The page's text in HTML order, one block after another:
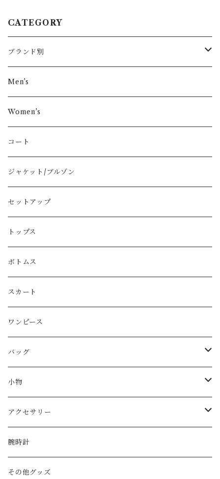
CATEGORY
ブランド別
その他ブランド
COMME des GARÇONS
Vivienne Westwood
BURBERRY
PRADA
GUCCI
LOEWE
Christian Dior
CELINE
FENDI
miu miu
Martin Margiela
Yves Saint Laurent
GAULTIER
Men’s
Women’s
コート
ジャケット/ブルゾン
セットアップ
トップス
ボトムス
スカート
ワンピース
バッグ
ショルダーバッグ
ハンド/トートバッグ
リュック
その他バッグ
小物
帽子
ベルト
財布
アクセサリー
ネックレス
ブレスレット
腕時計
その他グッズ